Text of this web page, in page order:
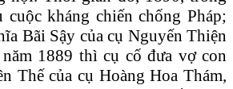
cuộc kháng chiến chống Pháp;
Bãi Sậy của cụ Nguyến Thiện
1889 thì cụ cố đưa vợ con
Thế của cụ Hoàng Hoa Thám,